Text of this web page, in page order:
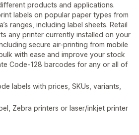
products and applications.
labels on popular paper types from
ranges, including label sheets. Retail
any printer currently installed on your
secure air-printing from mobile
with ease and improve your stock
Code-128 barcodes for any or all of
labels with prices, SKUs, variants,
Zebra printers or laser/inkjet printer